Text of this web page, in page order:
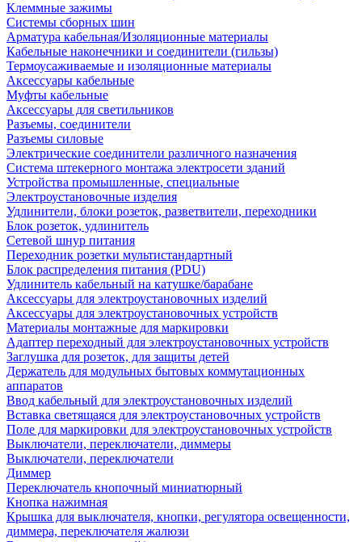
Клеммные зажимы
Системы сборных шин
Арматура кабельная/Изоляционные материалы
Кабельные наконечники и соединители (гильзы)
Термоусаживаемые и изоляционные материалы
Аксессуары кабельные
Муфты кабельные
Аксессуары для светильников
Разъемы, соединители
Разъемы силовые
Электрические соединители различного назначения
Система штекерного монтажа электросети зданий
Устройства промышленные, специальные
Электроустановочные изделия
Удлинители, блоки розеток, разветвители, переходники
Блок розеток, удлинитель
Сетевой шнур питания
Переходник розетки мультистандартный
Блок распределения питания (PDU)
Удлинитель кабельный на катушке/барабане
Аксессуары для электроустановочных изделий
Аксессуары для электроустановочных устройств
Материалы монтажные для маркировки
Адаптер переходный для электроустановочных устройств
Заглушка для розеток, для защиты детей
Держатель для модульных бытовых коммутационных
аппаратов
Ввод кабельный для электроустановочных изделий
Вставка светящаяся для электроустановочных устройств
Поле для маркировки для электроустановочных устройств
Выключатели, переключатели, диммеры
Выключатели, переключатели
Диммер
Переключатель кнопочный миниатюрный
Кнопка нажимная
Крышка для выключателя, кнопки, регулятора освещенности,
диммера, переключателя жалюзи